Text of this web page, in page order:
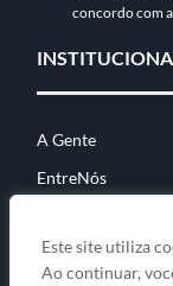
Este site utiliza
Ao continuar,
concordo com a
A Gente
EntreNós